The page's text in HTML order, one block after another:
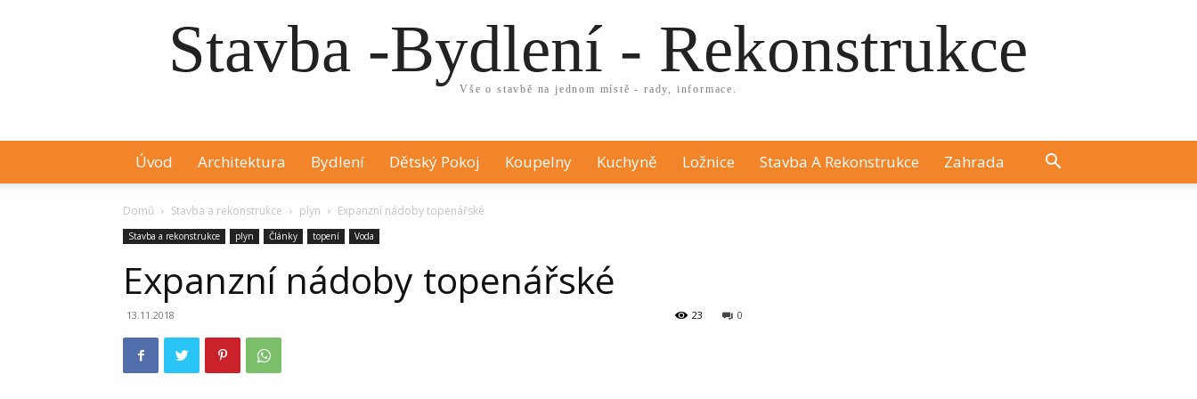
Stavba -Bydlení - Rekonstrukce
Vše o stavbě na jednom místě - rady, informace.
Úvod Architektura Bydlení Dětský Pokoj Koupelny Kuchyně Ložnice Stavba A Rekonstrukce Zahrada
Domů Stavba a rekonstrukce plyn Expanzní nádoby topenářské
Stavba a rekonstrukce plyn Články topení Voda
Expanzní nádoby topenářské
13.11.2018 0
23